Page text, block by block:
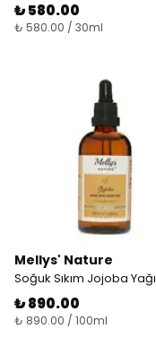
₺ 580.00
₺ 580.00 / 30ml
Mellys' Nature
Soğuk Sıkım Jojoba Yağı
₺ 890.00
₺ 890.00 / 100ml